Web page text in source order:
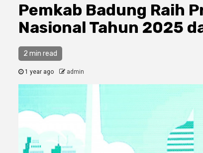
Pemkab Badung Raih
Nasional Tahun 2025
2 min read
1 year ago admin